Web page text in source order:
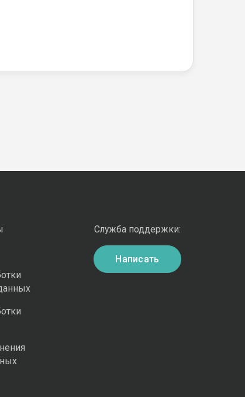
Служба поддержки:
Написать